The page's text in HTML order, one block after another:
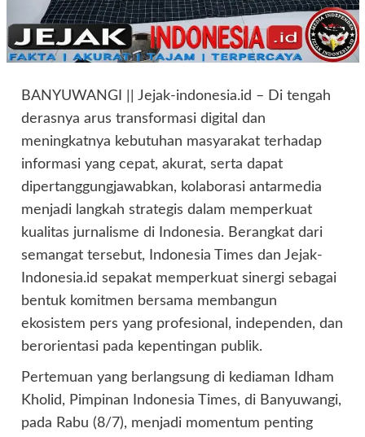
BANYUWANGI || Jejak-indonesia.id – Di tengah
derasnya arus transformasi digital dan
meningkatnya kebutuhan masyarakat terhadap
informasi yang cepat, akurat, serta dapat
dipertanggungjawabkan, kolaborasi antarmedia
menjadi langkah strategis dalam memperkuat
kualitas jurnalisme di Indonesia. Berangkat dari
semangat tersebut, Indonesia Times dan Jejak-
Indonesia.id sepakat memperkuat sinergi sebagai
bentuk komitmen bersama membangun
ekosistem pers yang profesional, independen, dan
berorientasi pada kepentingan publik.
Pertemuan yang berlangsung di kediaman Idham
Kholid, Pimpinan Indonesia Times, di Banyuwangi,
pada Rabu (8/7), menjadi momentum penting